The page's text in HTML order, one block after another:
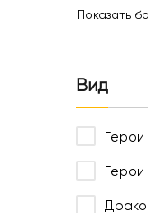
Показать
Вид
Герои
Герои